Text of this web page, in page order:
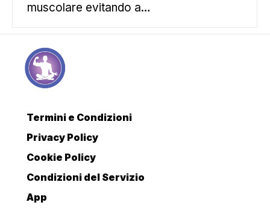
muscolare evitando a…
Termini e Condizioni
Privacy Policy
Cookie Policy
Condizioni del Servizio
App